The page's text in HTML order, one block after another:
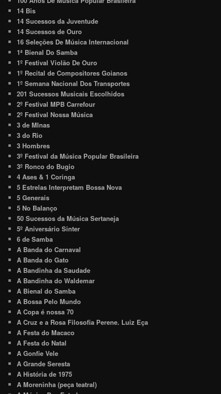
14 Bis
14 Sucessos da Juventude
14 Sucessos de Ouro
16 Seleções De Música Internacional
1ª Bienal Do Samba
1º Festival Violão De Ouro
1º Recital de Compositores Goianos
1º Semana Nacional Dos Transportes
201 Sucessos Musicais Escolhidos
2º Festival MPB Carrefour
2º Festival Nossa Música
3 de MInas
3 do Rio
3 Hombres
3º Festival da Música Popular Brasileira
3º Ronco do Bugio
4 Ases & 1 Coringa
5 Estrelas Interpretam Bossa Nova
5 Generais
5 No Balanço
50 Sucessos da Música Sertaneja
5º Aniversário Sinter
6 de Samba
A Banda do Carnaval
A Banda do Gato
A Bandinha da Saudade
A Bandinha do Waldemar
A Bienal do Samba
A Bossa Pelo Mundo
A Copa é nossa 70
A Cruz e a Rosa Filosofia Perene. Luiz Eça
A Festa do Macaco
A Festa do Natal
A Gonfie Vele
A Grande Seresta
A História de 1975
A Moreninha (peça teatral)